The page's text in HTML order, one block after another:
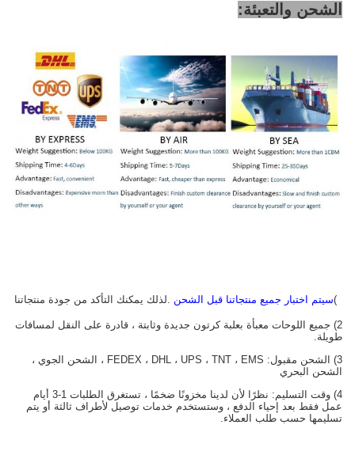
الشحن والتعبئة:
سيتم اختبار جميع منتجاتنا قبل الشحن .لذلك يمكنك التأكد من جودة منتجاتنا
2) جميع اللوحات معبأة بعلبة كرتون جديدة وثابتة ، قادرة على النقل لمسافات
طويلة.
3) الشحن مقبول: FEDEX ، DHL ، UPS ، TNT ، EMS ، الشحن الجوي ،
الشحن البحري
4) وقت التسليم: نظرًا لأن لدينا مخزونًا ضخمًا ، تستغرق الطلبات 1-3 أيام
عمل فقط بعد إحياء الدفع ، وستستخدم خدمات توصيل لأطراف ثالثة أو يتم
تسليمها حسب طلب العملاء.